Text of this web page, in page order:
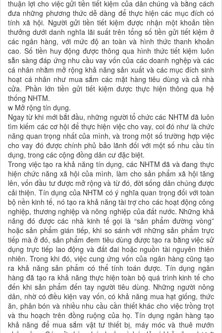
thuận lợi cho việc gửi tiền tiết kiệm của dân chúng và bằng cách
đưa những phương thức dễ dàng để thực hiện các mục đích có
tính xã hội. Người gửi tiền tiết kiệm được nhận một khoản tiền
thưởng dưới danh nghĩa lãi suất trên tổng số tiền gửi tiết kiệm ở
các ngân hàng, với mức độ an toàn và hình thức thanh khoản
cao. Số tiền huy động được thông qua hình thức tiết kiệm luôn
sẵn sàng đáp ứng nhu cầu vay vốn của các doanh nghệp và các
cá nhân nhằm mở rộng khả năng sản xuất và các mục đích sinh
hoạt cá nhân như mua sắm các mặt hàng tiêu dùng và cả nhà
cửa. Phần lớn tiền gửi tiết kiệm được thực hiện thông qua hệ
thống NHTM.
w Mở rộng tín dụng.
Ngay từ khi mới bắt đầu, những người tổ chức các NHTM đã luôn
tìm kiếm các cơ hội để thực hiện việc cho vay, coi đó như là chức
năng quan trọng nhất của mình, và trong một số trường hợp việc
cho vay đó được chính phủ bảo lãnh đối với một số nhu cầu tín
dụng, trong các cộng đồng dân cư đặc biệt.
Trong việc tạo ra khả năng tín dụng, các NHTM đã và đang thực
hiện chức năng xã hội của mình, làm cho sản phẩm xã hội tăng
lên, vốn đầu tư được mở rộng và từ đó, đời sống dân chúng được
cải thiện. Tín dụng của NHTM có ý nghĩa quan trọng đối với toàn
bộ nền kinh tế, nó tạo ra khả năng tài trợ cho các hoạt động công
nghiệp, thương nghiệp và nông nghiệp của đất nước. Những khả
năng đó được các nhà kinh tế gọi là “sản phẩm đường vòng”
hoặc sản phẩm gián tiếp, khi so sánh với những sản phẩm trực
tiếp mà ở đó, sản phẩm đem tiêu dùng được tạo ra bằng việc sử
dụng trực tiếp lao động và đất đai hoặc nguồn tài nguyên thiên
nhiên. Trong khi đó, việc cung ứng vốn của ngân hàng cũng tạo
ra khả năng sản phẩm có thể tính toán được. Tín dụng ngân
hàng đã tạo ra khả năng thực hiện toàn bộ quá trình kinh tế cho
đến khi sản phẩm đến tay người tiêu dùng. Những người nông
dân, nhờ có điều kiện vay vốn, có khả năng mua hạt giống, thức
ăn, phân bón và nhiều nhu cầu cần thiết khác cho việc trồng trọt
và thu hoạch trên đồng ruộng của họ. Tín dụng ngân hàng tạo
khả năng để mua sắm vật tư thiết bị, máy móc và thuê mướn